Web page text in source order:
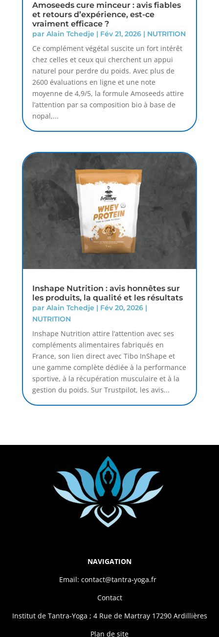
Amoseeds cure minceur : avis fiables
et retours d’expérience, est-ce
vraiment efficace ?
par Alain Tchedje | Fév 21, 2026| NUTRITION
Ce complément végétal suscite un fort intérêt
chez celles et ceux qui cherchent un appui
naturel pour perdre du poids. Avec plus de
2600 évaluations en ligne et une note
moyenne de 4,9/5, la formule Amoseeds attire
l’attention par sa composition bio à base de
nopal,...
Inshape Nutrition : avis honnêtes sur
les produits, la qualité et les résultats
par Alain Tchedje | Fév 20, 2026|
NUTRITION
Inshape Nutrition attire l’attention avec ses
compléments alimentaires fabriqués en
France, son lien direct avec Tibo InShape et
une gamme complète dédiée à la performance
sportive, à la récupération musculaire et à la
gestion du poids. Sur Trustpilot, les avis...
NAVIGATION
Email: contact@tantra-yoga.fr
Contact
Institut de Tantra-Yoga ; 4 Rue de Martray 17290 Ardillières
Plan de site